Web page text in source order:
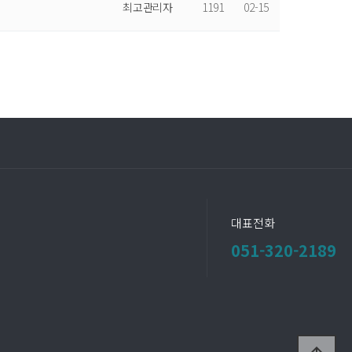
최고관리자 1191 02-15
대표전화
051-320-2189